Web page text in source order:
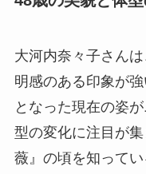
大河内奈々子さん
明感のある印象が
となった現在の姿
型の変化に注目が
薇』の頃を知って